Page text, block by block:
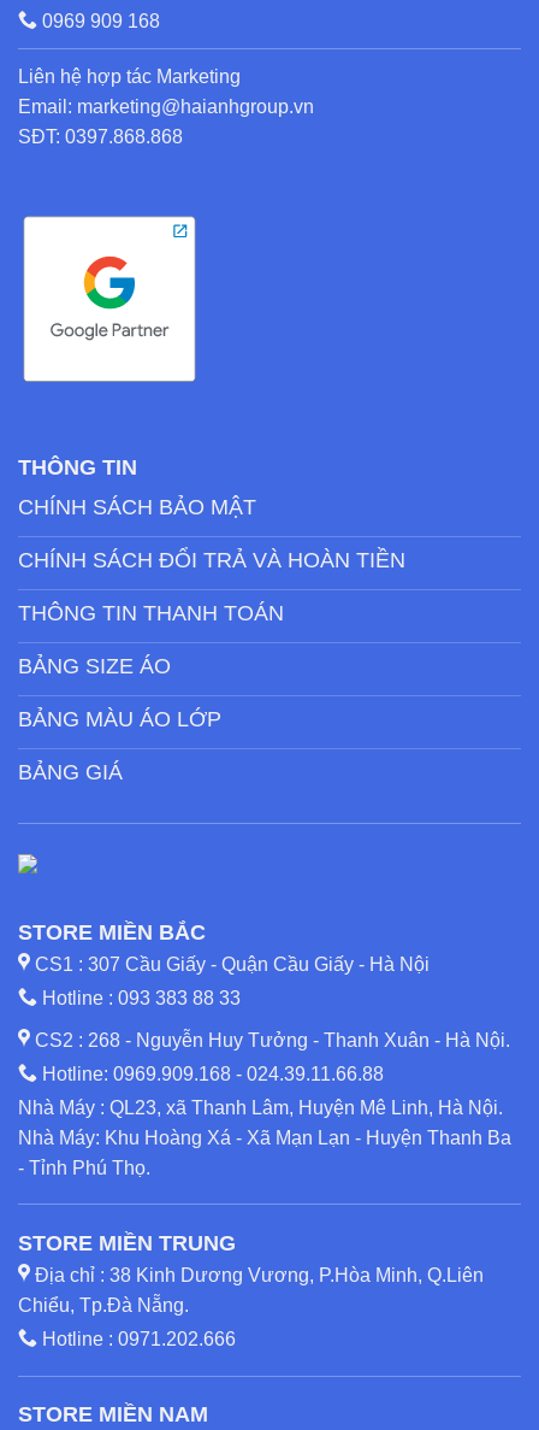
0969 909 168
Liên hệ hợp tác Marketing
Email: marketing@haianhgroup.vn
SĐT: 0397.868.868
THÔNG TIN
CHÍNH SÁCH BẢO MẬT
CHÍNH SÁCH ĐỔI TRẢ VÀ HOÀN TIỀN
THÔNG TIN THANH TOÁN
BẢNG SIZE ÁO
BẢNG MÀU ÁO LỚP
BẢNG GIÁ
STORE MIỀN BẮC
CS1 : 307 Cầu Giấy - Quận Cầu Giấy - Hà Nội
Hotline : 093 383 88 33
CS2 : 268 - Nguyễn Huy Tưởng - Thanh Xuân - Hà Nội.
Hotline: 0969.909.168 - 024.39.11.66.88
Nhà Máy : QL23, xã Thanh Lâm, Huyện Mê Linh, Hà Nội.
Nhà Máy: Khu Hoàng Xá - Xã Mạn Lạn - Huyện Thanh Ba
- Tỉnh Phú Thọ.
STORE MIỀN TRUNG
Địa chỉ : 38 Kinh Dương Vương, P.Hòa Minh, Q.Liên
Chiểu, Tp.Đà Nẵng.
Hotline : 0971.202.666
STORE MIỀN NAM